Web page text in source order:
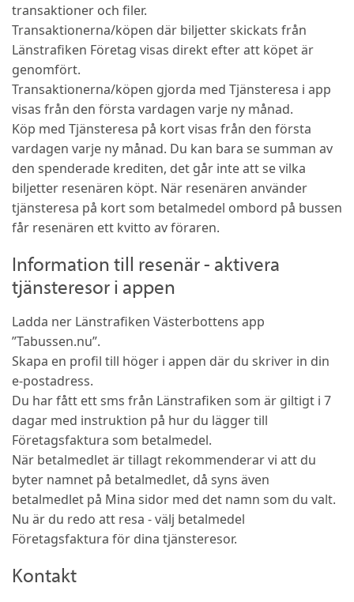
transaktioner och filer.
Transaktionerna/köpen där biljetter skickats från
Länstrafiken Företag visas direkt efter att köpet är
genomfört.
Transaktionerna/köpen gjorda med Tjänsteresa i app
visas från den första vardagen varje ny månad.
Köp med Tjänsteresa på kort visas från den första
vardagen varje ny månad. Du kan bara se summan av
den spenderade krediten, det går inte att se vilka
biljetter resenären köpt. När resenären använder
tjänsteresa på kort som betalmedel ombord på bussen
får resenären ett kvitto av föraren.
Information till resenär - aktivera
tjänsteresor i appen
Ladda ner Länstrafiken Västerbottens app
”Tabussen.nu”.
Skapa en profil till höger i appen där du skriver in din
e-postadress.
Du har fått ett sms från Länstrafiken som är giltigt i 7
dagar med instruktion på hur du lägger till
Företagsfaktura som betalmedel.
När betalmedlet är tillagt rekommenderar vi att du
byter namnet på betalmedlet, då syns även
betalmedlet på Mina sidor med det namn som du valt.
Nu är du redo att resa - välj betalmedel
Företagsfaktura för dina tjänsteresor.
Kontakt